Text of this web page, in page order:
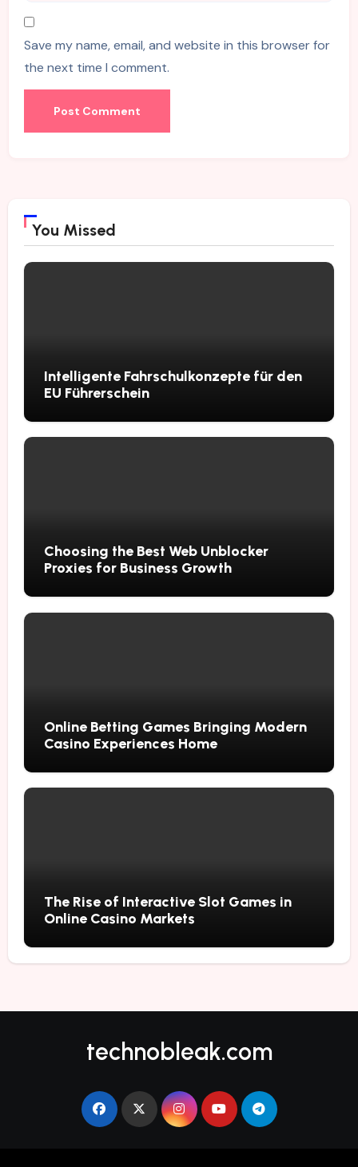
Save my name, email, and website in this browser for
the next time I comment.
You Missed
Intelligente Fahrschulkonzepte für den
EU Führerschein
Choosing the Best Web Unblocker
Proxies for Business Growth
Online Betting Games Bringing Modern
Casino Experiences Home
The Rise of Interactive Slot Games in
Online Casino Markets
technobleak.com